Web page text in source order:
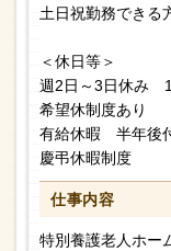
土日祝勤務できる
＜休日等＞
週2日～3日休み
希望休制度あり
有給休暇 半年後
慶弔休暇制度
仕事内容
特別養護老人ホー